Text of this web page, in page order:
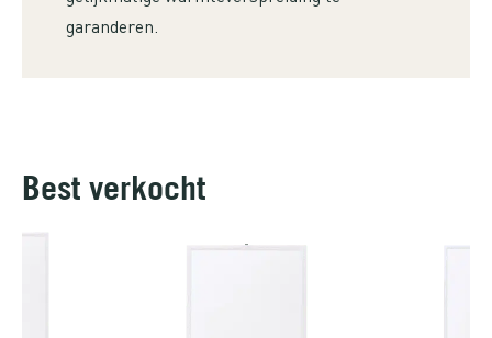
garanderen.
Best verkocht